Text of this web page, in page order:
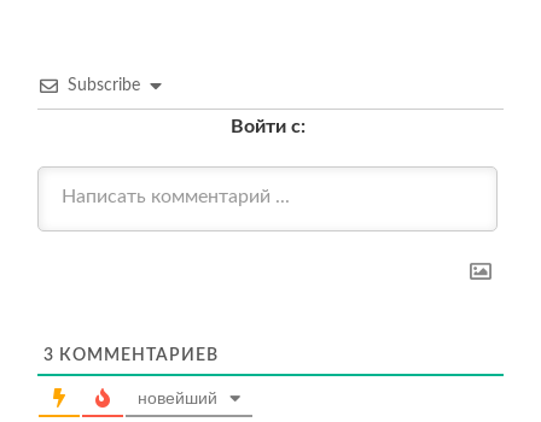
Subscribe
Войти с:
3 КОММЕНТАРИЕВ
новейший